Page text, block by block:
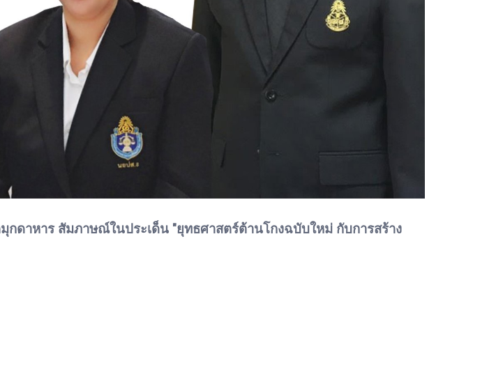
ดาหาร สัมภาษณ์ในประเด็น "ยุทธศาสตร์ต้านโกงฉบับใหม่ กับการสร้าง